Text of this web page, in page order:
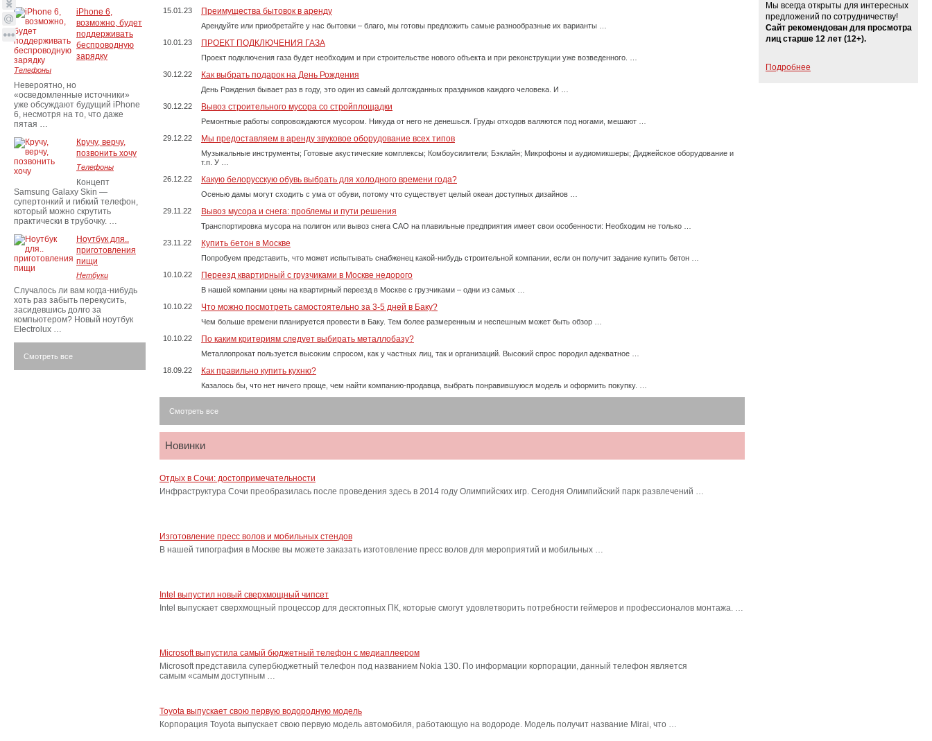
15.01.23
Преимущества бытовок в аренду
Арендуйте или приобретайте у нас бытовки – благо, мы готовы предложить самые разнообразные их варианты …
10.01.23
ПРОЕКТ ПОДКЛЮЧЕНИЯ ГАЗА
Проект подключения газа будет необходим и при строительстве нового объекта и при реконструкции уже возведенного. …
30.12.22
Как выбрать подарок на День Рождения
День Рождения бывает раз в году, это один из самый долгожданных праздников каждого человека. И …
30.12.22
Вывоз строительного мусора со стройплощадки
Ремонтные работы сопровождаются мусором. Никуда от него не денешься. Груды отходов валяются под ногами, мешают …
29.12.22
Мы предоставляем в аренду звуковое оборудование всех типов
Музыкальные инструменты; Готовые акустические комплексы; Комбоусилители; Бэклайн; Микрофоны и аудиомикшеры; Диджейское оборудование и
т.п. У …
26.12.22
Какую белорусскую обувь выбрать для холодного времени года?
Осенью дамы могут сходить с ума от обуви, потому что существует целый океан доступных дизайнов …
29.11.22
Вывоз мусора и снега: проблемы и пути решения
Транспортировка мусора на полигон или вывоз снега САО на плавильные предприятия имеет свои особенности: Необходим не только …
23.11.22
Купить бетон в Москве
Попробуем представить, что может испытывать снабженец какой-нибудь строительной компании, если он получит задание купить бетон …
10.10.22
Переезд квартирный с грузчиками в Москве недорого
В нашей компании цены на квартирный переезд в Москве с грузчиками – одни из самых …
10.10.22
Что можно посмотреть самостоятельно за 3-5 дней в Баку?
Чем больше времени планируется провести в Баку. Тем более размеренным и неспешным может быть обзор …
10.10.22
По каким критериям следует выбирать металлобазу?
Металлопрокат пользуется высоким спросом, как у частных лиц, так и организаций. Высокий спрос породил адекватное …
18.09.22
Как правильно купить кухню?
Казалось бы, что нет ничего проще, чем найти компанию-продавца, выбрать понравившуюся модель и оформить покупку. …
Смотреть все
Новинки
Отдых в Сочи: достопримечательности
Инфраструктура Сочи преобразилась после проведения здесь в 2014 году Олимпийских игр. Сегодня Олимпийский парк развлечений …
Изготовление пресс волов и мобильных стендов
В нашей типография в Москве вы можете заказать изготовление пресс волов для мероприятий и мобильных …
Intel выпустил новый сверхмощный чипсет
Intel выпускает сверхмощный процессор для десктопных ПК, которые смогут удовлетворить потребности геймеров и профессионалов монтажа. …
Microsoft выпустила самый бюджетный телефон с медиаплеером
Microsoft представила супербюджетный телефон под названием Nokia 130. По информации корпорации, данный телефон является
самым «самым доступным …
Toyota выпускает свою первую водородную модель
Корпорация Toyota выпускает свою первую модель автомобиля, работающую на водороде. Модель получит название Mirai, что …
iPhone 6,
возможно, будет
поддерживать
беспроводную
зарядку
Телефоны
Невероятно, но
«осведомленные источники»
уже обсуждают будущий iPhone
6, несмотря на то, что даже
пятая …
Кручу, верчу,
позвонить хочу
Телефоны
Концепт
Samsung Galaxy Skin —
супертонкий и гибкий телефон,
который можно скрутить
практически в трубочку. …
Ноутбук для..
приготовления
пищи
Нетбуки
Случалось ли вам когда-нибудь
хоть раз забыть перекусить,
засидевшись долго за
компьютером? Новый ноутбук
Electrolux …
Смотреть все
Мы всегда открыты для интересных
предложений по сотрудничеству!
Сайт рекомендован для просмотра
лиц старше 12 лет (12+).
Подробнее